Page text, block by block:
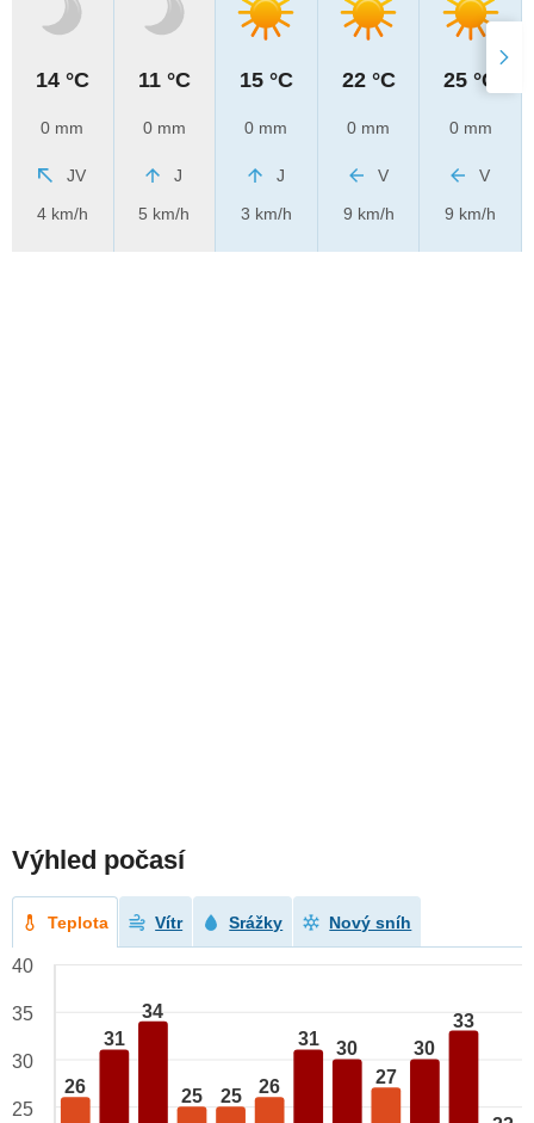
14 °C
0 mm
JV
4 km/h
11 °C
0 mm
J
5 km/h
15 °C
0 mm
J
3 km/h
22 °C
0 mm
V
9 km/h
25 °C
0 mm
V
9 km/h
Výhled počasí
Teplota Vítr Srážky Nový sníh
26
31
34
25 25 26
31 30
27
30
33
40
35
30
25